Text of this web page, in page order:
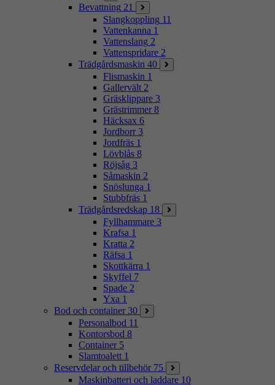
Bevattning 21
Slangkoppling 11
Vattenkanna 1
Vattenslang 2
Vattenspridare 2
Trädgårdsmaskin 40
Flismaskin 1
Gallervält 2
Gräsklippare 3
Grästrimmer 8
Häcksax 6
Jordborr 3
Jordfräs 1
Lövblås 8
Röjsåg 3
Såmaskin 2
Snöslunga 1
Stubbfräs 1
Trädgårdsredskap 18
Fyllhammare 3
Krafsa 1
Kratta 2
Räfsa 1
Skottkärra 1
Skyffel 7
Spade 2
Yxa 1
Bod och container 30
Personalbod 11
Kontorsbod 8
Container 5
Slamtoalett 1
Reservdelar och tillbehör 75
Maskinbatteri och laddare 10